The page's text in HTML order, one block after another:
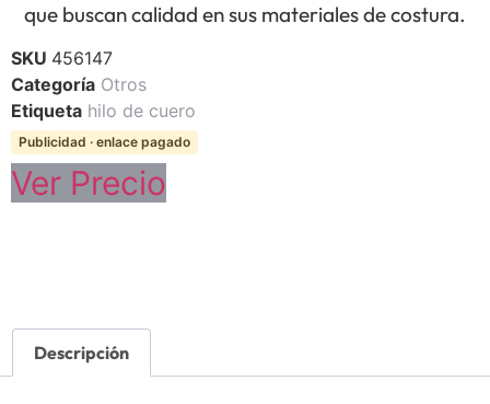
que buscan calidad en sus materiales de costura.
SKU 456147
Categoría Otros
Etiqueta hilo de cuero
Publicidad · enlace pagado
Ver Precio
Descripción